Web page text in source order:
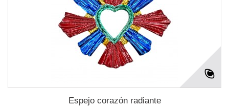
Espejo corazón radiante